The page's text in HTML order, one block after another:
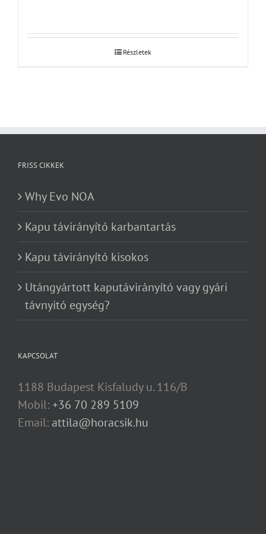
Részletek
FRISS CIKKEK
Why Evo NOA
Kapu távirányító karbantartás
Kapu távirányító kisokos
Utángyártott kaputávirányító vagy gyári
távnyitó egység?
KAPCSOLAT
1188 Budapest Kisfaludy u. 116/B
Mobil:+36 70 289 5109
Email: attila@horacsik.hu